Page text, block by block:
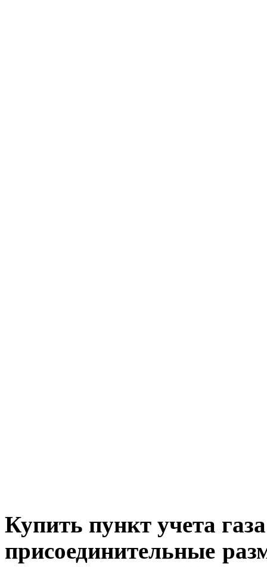
Купить пункт учета
присоединительные